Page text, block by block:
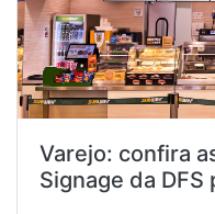
Varejo: confira
Signage da DFS